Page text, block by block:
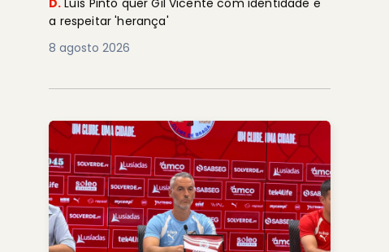
a respeitar 'herança'
8 agosto 2026